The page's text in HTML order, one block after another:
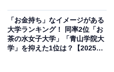
「お金持ち」なイメージがある
大学ランキング！ 同率2位「お
茶の水女子大学」「青山学院大
学」を抑えた1位は？【2025年